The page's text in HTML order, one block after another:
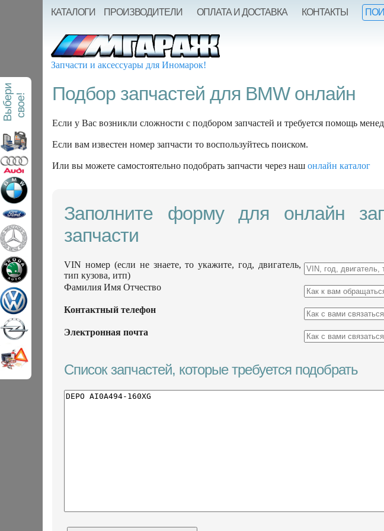
В
ы
б
е
р
и
с
в
о
е!
КАТАЛОГИ ПРОИЗВОДИТЕЛИ ОПЛАТА И ДОСТАВКА КОНТАКТЫ
Запчасти и аксессуары для Иномарок!
Подбор запчастей для BMW онлайн
Если у Вас возникли сложности с подбором запчастей и требуется помощь
Если вам известен номер запчасти то воспользуйтесь поиском.
Или вы можете самостоятельно подобрать запчасти через наш онлайн каталог
Заполните форму для онлайн
запчасти
VIN номер (если не знаете, то укажите, год, двигатель,
тип кузова, итп)
Фамилия Имя Отчество
Контактный телефон
Электронная почта
Список запчастей, которые требуется подобрать